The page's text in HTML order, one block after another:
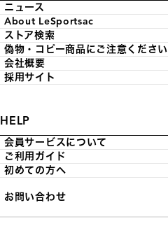
ニュース
About LeSportsac
ストア検索
偽物・コピー商品にご注意ください
会社概要
採用サイト
HELP
会員サービスについて
ご利用ガイド
初めての方へ
お問い合わせ